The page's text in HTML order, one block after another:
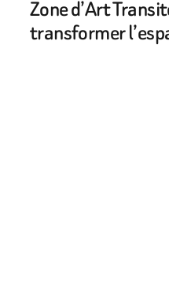
Zone d’Art
transformer